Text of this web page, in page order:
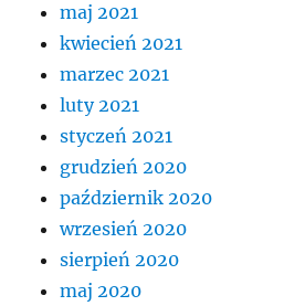
maj 2021
kwiecień 2021
marzec 2021
luty 2021
styczeń 2021
grudzień 2020
październik 2020
wrzesień 2020
sierpień 2020
maj 2020